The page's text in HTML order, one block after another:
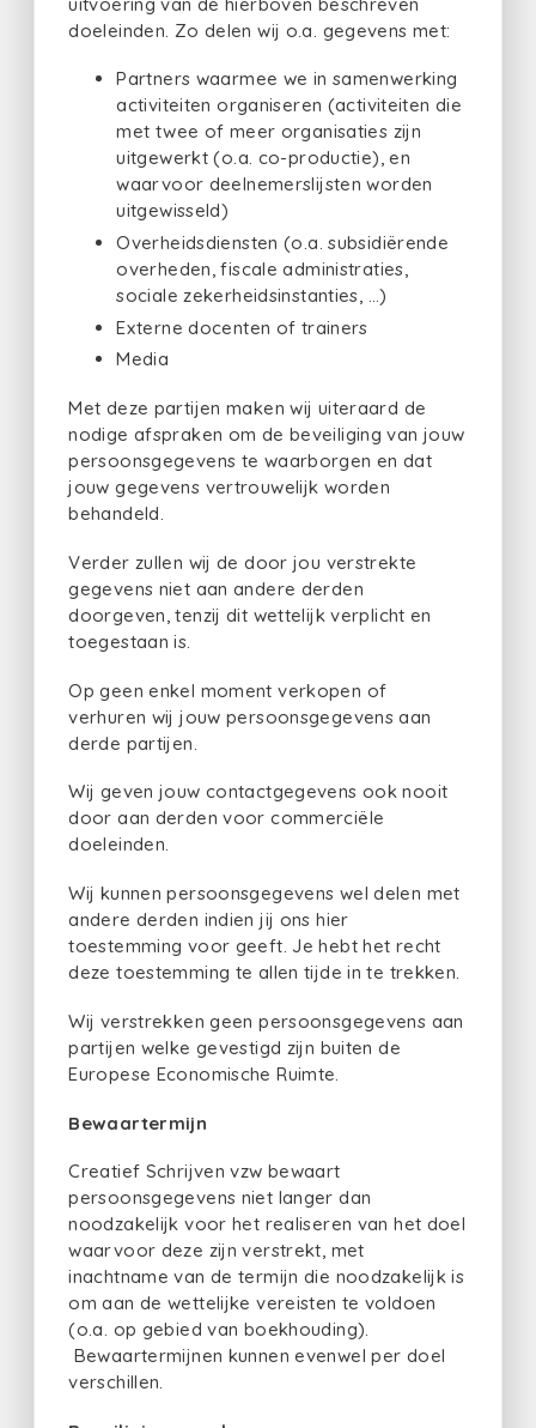
doeleinden. Zo delen wij o.a. gegevens met:
Partners waarmee we in samenwerking
activiteiten organiseren (activiteiten die
met twee of meer organisaties zijn
uitgewerkt (o.a. co-productie), en
waarvoor deelnemerslijsten worden
uitgewisseld)
Overheidsdiensten (o.a. subsidiërende
overheden, fiscale administraties,
sociale zekerheidsinstanties, …)
Externe docenten of trainers
Media
Met deze partijen maken wij uiteraard de
nodige afspraken om de beveiliging van jouw
persoonsgegevens te waarborgen en dat
jouw gegevens vertrouwelijk worden
behandeld.
Verder zullen wij de door jou verstrekte
gegevens niet aan andere derden
doorgeven, tenzij dit wettelijk verplicht en
toegestaan is.
Op geen enkel moment verkopen of
verhuren wij jouw persoonsgegevens aan
derde partijen.
Wij geven jouw contactgegevens ook nooit
door aan derden voor commerciële
doeleinden.
Wij kunnen persoonsgegevens wel delen met
andere derden indien jij ons hier
toestemming voor geeft. Je hebt het recht
deze toestemming te allen tijde in te trekken.
Wij verstrekken geen persoonsgegevens aan
partijen welke gevestigd zijn buiten de
Europese Economische Ruimte.
Bewaartermijn
Creatief Schrijven vzw bewaart
persoonsgegevens niet langer dan
noodzakelijk voor het realiseren van het doel
waarvoor deze zijn verstrekt, met
inachtname van de termijn die noodzakelijk is
om aan de wettelijke vereisten te voldoen
(o.a. op gebied van boekhouding).
Bewaartermijnen kunnen evenwel per doel
verschillen.